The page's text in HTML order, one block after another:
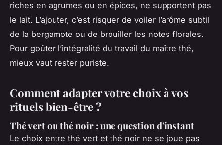
riches en agrumes ou en épices, ne supportent pas
le lait. L’ajouter, c’est risquer de voiler l’arôme subtil
de la bergamote ou de brouiller les notes florales.
Pour goûter l’intégralité du travail du maître thé,
mieux vaut rester puriste.
Comment adapter votre choix à vos
rituels bien-être ?
Thé vert ou thé noir : une question d'instant
Le choix entre thé vert et thé noir ne se joue pas